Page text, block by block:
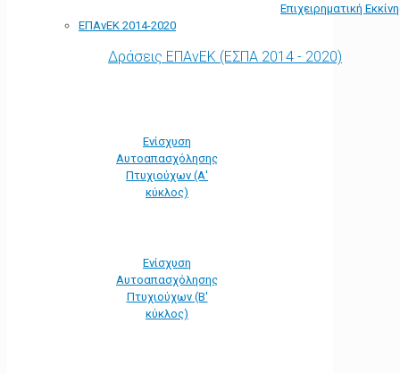
Επιχειρηματική
ΕΠΑνΕΚ 2014-2020
Δράσεις ΕΠΑνΕΚ (ΕΣΠΑ 2014 - 2020)
Ενίσχυση
Αυτοαπασχόλησης
Πτυχιούχων (Α'
κύκλος)
Ενίσχυση
Αυτοαπασχόλησης
Πτυχιούχων (Β'
κύκλος)